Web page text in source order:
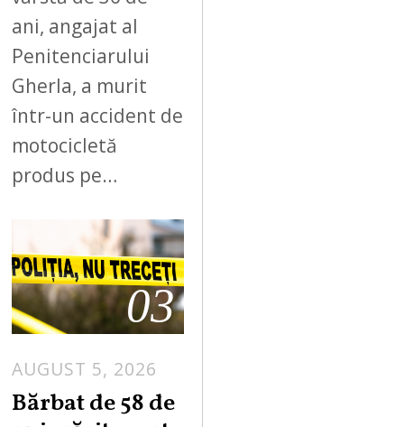
ani, angajat al
Penitenciarului
Gherla, a murit
într-un accident de
motocicletă
produs pe…
03
AUGUST 5, 2026
Bărbat de 58 de